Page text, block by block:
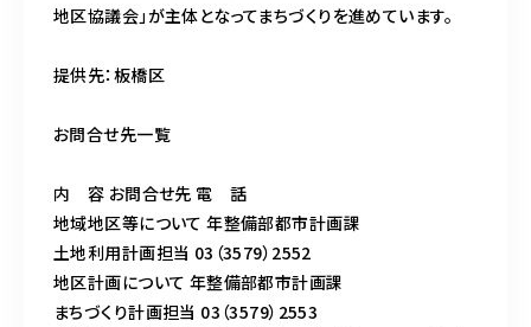
地区協議会」が主体となってまちづくりを進めています。
提供先：板橋区
お問合せ先一覧
内 容 お問合せ先 電 話
地域地区等について 年整備部都市計画課
土地利用計画担当 03（3579）2552
地区計画について 年整備部都市計画課
まちづくり計画担当 03（3579）2553